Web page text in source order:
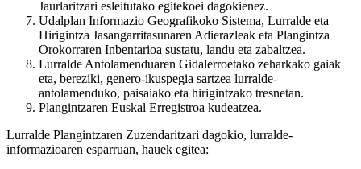
Jaurlaritzari esleitutako egitekoei dagokienez.
Udalplan Informazio Geografikoko Sistema, Lurralde eta
Hirigintza Jasangarritasunaren Adierazleak eta Plangintza
Orokorraren Inbentarioa sustatu, landu eta zabaltzea.
Lurralde Antolamenduaren Gidalerroetako zeharkako gaiak
eta, bereziki, genero-ikuspegia sartzea lurralde-
antolamenduko, paisaiako eta hirigintzako tresnetan.
Plangintzaren Euskal Erregistroa kudeatzea.
Lurralde Plangintzaren Zuzendaritzari dagokio, lurralde-
informazioaren esparruan, hauek egitea: